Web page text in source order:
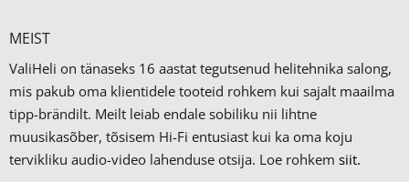
MEIST
ValiHeli on tänaseks 16 aastat tegutsenud helitehnika salong,
mis pakub oma klientidele tooteid rohkem kui sajalt maailma
tipp-brändilt. Meilt leiab endale sobiliku nii lihtne
muusikasõber, tõsisem Hi-Fi entusiast kui ka oma koju
tervikliku audio-video lahenduse otsija. Loe rohkem siit.